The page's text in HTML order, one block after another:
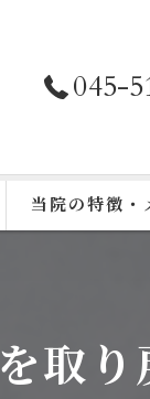
045-
当院の特徴・
美容鍼
取